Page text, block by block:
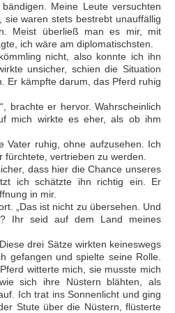
Meine Leute versuchten
waren stets bestrebt unauffällig
Meist überließ man es mir, mit
ich wäre am diplomatischsten.
nicht, also konnte ich ihn
unsicher, schien die Situation
Er kämpfte darum, das Pferd ruhig
brachte er hervor. Wahrscheinlich
mich wirkte es eher, als ob ihm
Vater ruhig, ohne aufzusehen. Ich
vertrieben zu werden.
dass hier die Chance unseres
ich schätzte ihn richtig ein. Er
in mir.
„Das ist nicht zu übersehen. Und
Ihr seid auf dem Land meines
drei Sätze wirkten keineswegs
gefangen und spielte seine Rolle.
witterte mich, sie musste mich
sich ihre Nüstern blähten, als
Ich trat ins Sonnenlicht und ging
Stute über die Nüstern, flüsterte